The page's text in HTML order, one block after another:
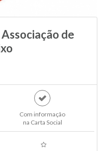
de
Com informação
na Carta Social